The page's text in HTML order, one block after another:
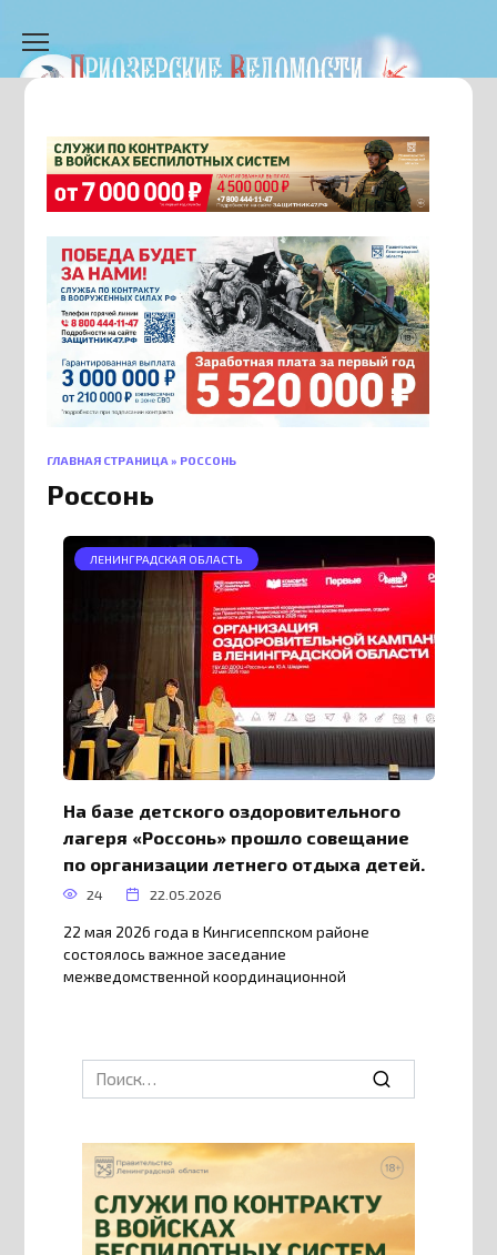
содержанию
ГЛАВНАЯ СТРАНИЦА » РОССОНЬ
Россонь
ЛЕНИНГРАДСКАЯ ОБЛАСТЬ
На базе детского оздоровительного
лагеря «Россонь» прошло совещание
по организации летнего отдыха детей.
24 22.05.2026
22 мая 2026 года в Кингисеппском районе
состоялось важное заседание
межведомственной координационной
Search
for: